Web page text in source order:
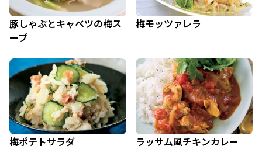
豚しゃぶとキャベツの梅ス
ープ
梅モッツァレラ
梅ポテトサラダ ラッサム風チキンカレー